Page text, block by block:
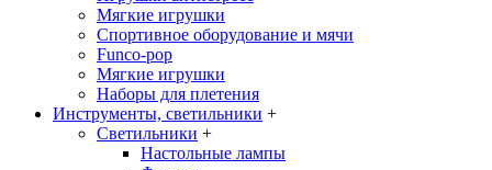
Мягкие игрушки
Спортивное оборудование и мячи
Funco-pop
Мягкие игрушки
Наборы для плетения
Инструменты, светильники +
Светильники +
Настольные лампы